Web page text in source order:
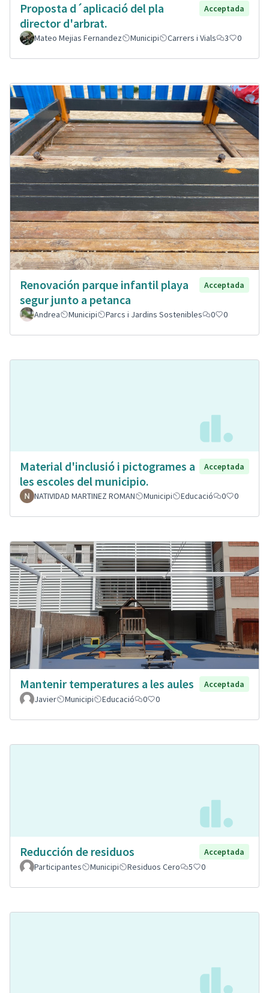
Proposta d´aplicació del pla
director d'arbrat.
Acceptada
Mateo Mejias Fernandez Municipi Carrers i Vials 3 0
Renovación parque infantil playa
segur junto a petanca
Acceptada
Andrea Municipi Parcs i Jardins Sostenibles 0 0
Material d'inclusió i pictogrames a
les escoles del municipio.
Acceptada
NATIVIDAD MARTINEZ ROMAN Municipi Educació 0 0
Mantenir temperatures a les aules
Acceptada
Javier
Municipi Educació 0 0
Reducción de residuos
Acceptada
Participantes
Municipi Residuos Cero 5 0